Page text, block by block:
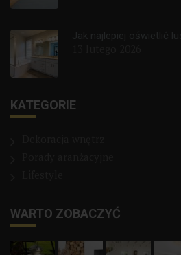
Jak najlepiej oświetlić
KATEGORIE
WARTO ZOBACZYĆ